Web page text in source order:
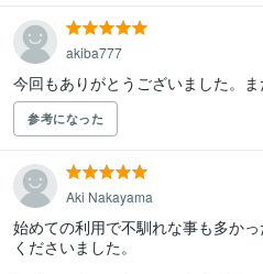
akiba777
今回もありがとうございました。ま
参考になった
Aki Nakayama
始めての利用で不馴れな事も多か
くださいました。